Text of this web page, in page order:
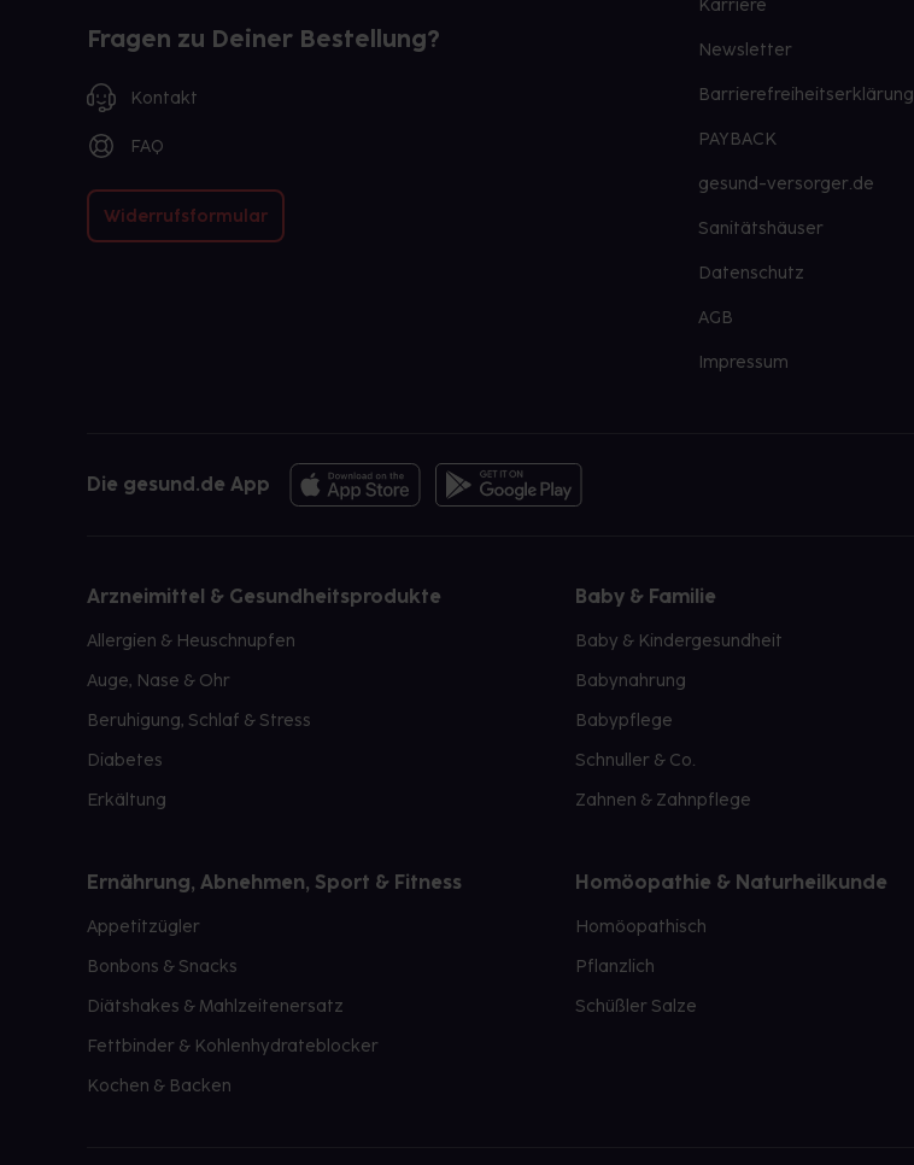
Fragen zu Deiner Bestellung?
Kontakt
FAQ
Widerrufsformular
Karriere
Newsletter
Barrierefreiheitserklärung
PAYBACK
gesund-versorger.de
Sanitätshäuser
Datenschutz
AGB
Impressum
Die gesund.de App
Arzneimittel & Gesundheitsprodukte
Allergien & Heuschnupfen
Auge, Nase & Ohr
Beruhigung, Schlaf & Stress
Diabetes
Erkältung
Baby & Familie
Baby & Kindergesundheit
Babynahrung
Babypflege
Schnuller & Co.
Zahnen & Zahnpflege
Ernährung, Abnehmen, Sport & Fitness
Appetitzügler
Bonbons & Snacks
Diätshakes & Mahlzeitenersatz
Fettbinder & Kohlenhydrateblocker
Kochen & Backen
Homöopathie & Naturheilkunde
Homöopathisch
Pflanzlich
Schüßler Salze